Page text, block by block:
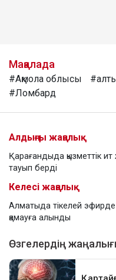
Мақалада
#Ақмола облысы
#Ломбард
Алдыңғы жаңалық
Қарағандыда қызметтік
тауып берді
Келесі жаңалық
Алматыда тікелей эфирде
қамауға алынды